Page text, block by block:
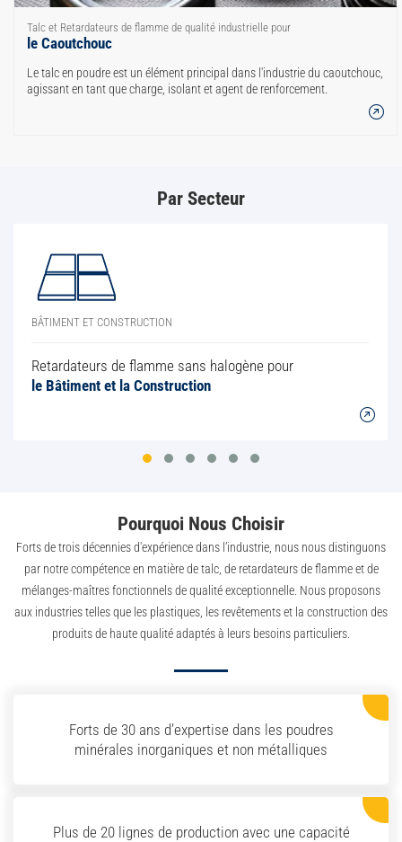
Talc et Retardateurs de flamme de qualité industrielle pour
le Caoutchouc
Le talc en poudre est un élément principal dans l'industrie du caoutchouc,
agissant en tant que charge, isolant et agent de renforcement.
Par Secteur
BÂTIMENT ET CONSTRUCTION
Retardateurs de flamme sans halogène pour
le Bâtiment et la Construction
Pourquoi Nous Choisir
Forts de trois décennies d'expérience dans l’industrie, nous nous distinguons
par notre compétence en matière de talc, de retardateurs de flamme et de
mélanges-maîtres fonctionnels de qualité exceptionnelle. Nous proposons
aux industries telles que les plastiques, les revêtements et la construction des
produits de haute qualité adaptés à leurs besoins particuliers.
Forts de 30 ans d’expertise dans les poudres
minérales inorganiques et non métalliques
Plus de 20 lignes de production avec une capacité